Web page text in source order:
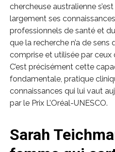
chercheuse australienne
largement ses
professionnels de santé et
que la recherche n’a de sens
comprise et utilisée par ceux
C’est précisément cette
fondamentale, pratique
connaissances qui lui vaut
par le Prix L’Oréal-UNESCO.
Sarah